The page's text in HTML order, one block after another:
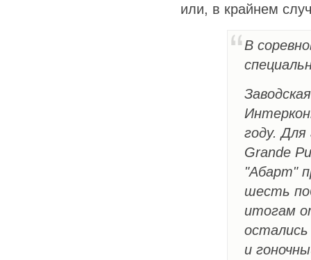
или, в крайнем
В
году. Для
Grande
"Абарт"
шесть
итогам
и